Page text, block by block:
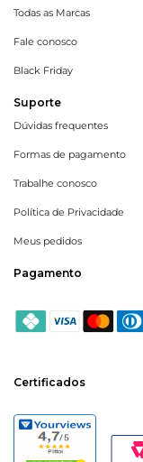
Todas as Marcas
Fale conosco
Black Friday
Suporte
Dúvidas frequentes
Formas de pagamento
Trabalhe conosco
Política de Privacidade
Meus pedidos
Pagamento
Certificados